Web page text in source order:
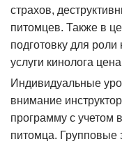
страхов,
питомцев. Также в
подготовку для
услуги кинолога
Индивидуальные
внимание
программу с учетом
питомца. Групповые